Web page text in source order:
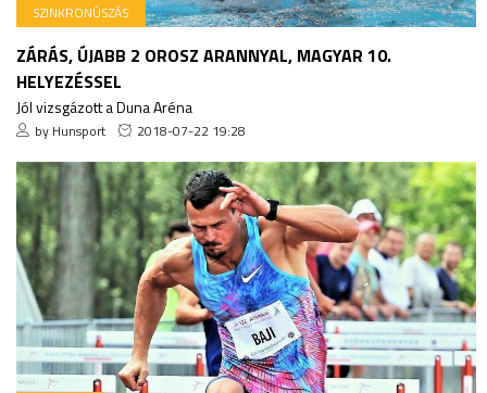
SZINKRONÚSZÁS
ZÁRÁS, ÚJABB 2 OROSZ ARANNYAL, MAGYAR 10.
HELYEZÉSSEL
Jól vizsgázott a Duna Aréna
by Hunsport 2018-07-22 19:28